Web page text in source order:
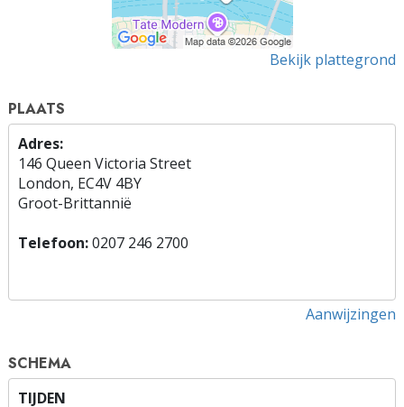
Bekijk plattegrond
PLAATS
Adres:
146 Queen Victoria Street
London, EC4V 4BY
Groot-Brittannië
Telefoon:0207 246 2700
Aanwijzingen
SCHEMA
TIJDEN